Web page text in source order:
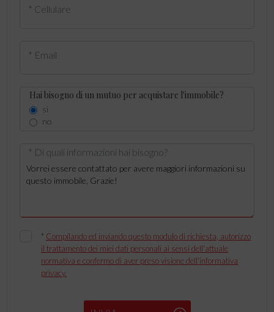
* Cellulare
* Email
Hai bisogno di un mutuo per acquistare l'immobile?
si
no
* Di quali informazioni hai bisogno?
* Compilando ed inviando questo modulo di richiesta, autorizzo
il trattamento dei miei dati personali ai sensi dell'attuale
normativa e confermo di aver preso visione dell'informativa
privacy.